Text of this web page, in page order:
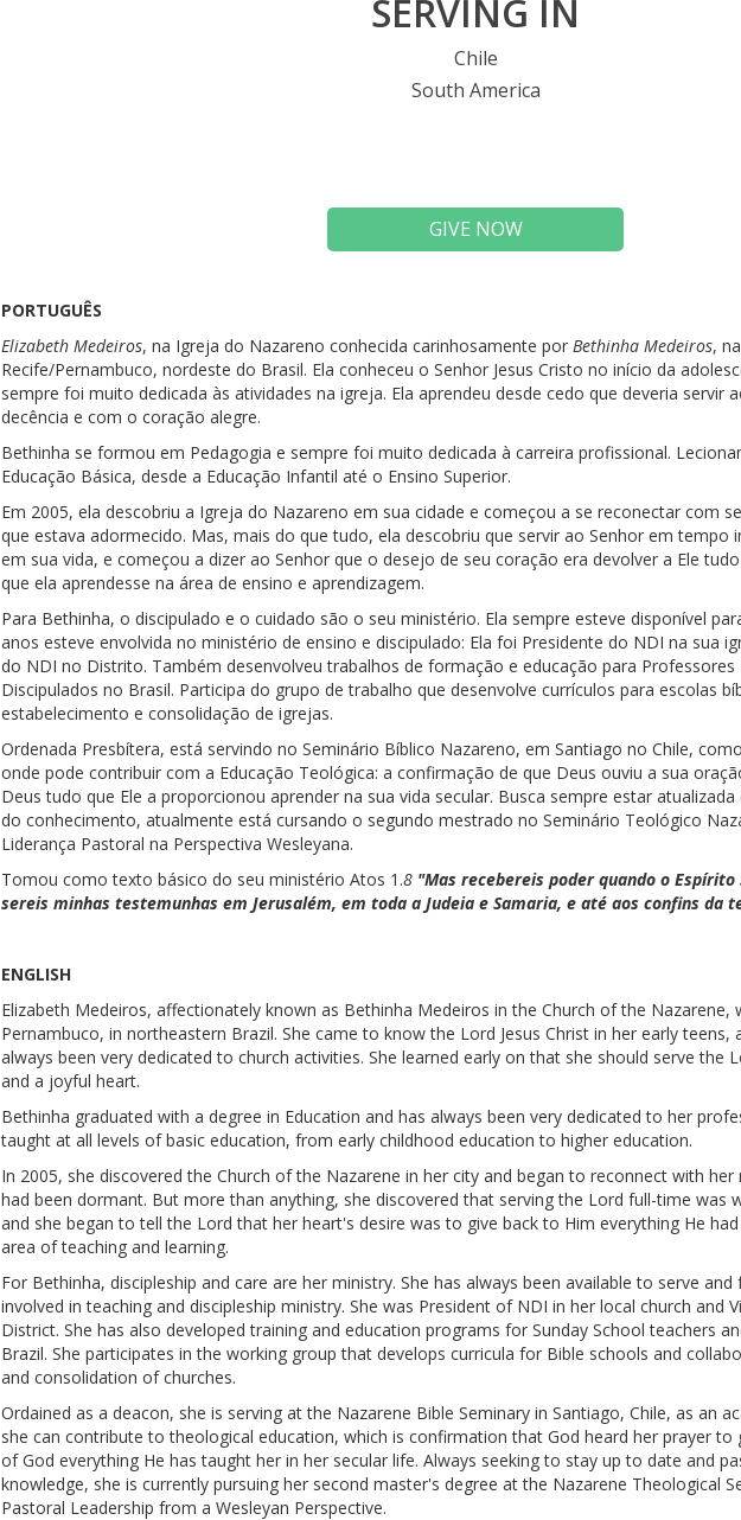
SERVING IN
Chile
South America
GIVE NOW
PORTUGUÊS
Elizabeth Medeiros, na Igreja do Nazareno conhecida carinhosamente por Bethinha Medeiros,
Recife/Pernambuco, nordeste do Brasil. Ela conheceu o Senhor Jesus Cristo no início da
sempre foi muito dedicada às atividades na igreja. Ela aprendeu desde cedo que deveria servir
decência e com o coração alegre.
Bethinha se formou em Pedagogia e sempre foi muito dedicada à carreira profissional.
Educação Básica, desde a Educação Infantil até o Ensino Superior.
Em 2005, ela descobriu a Igreja do Nazareno em sua cidade e começou a se reconectar com
que estava adormecido. Mas, mais do que tudo, ela descobriu que servir ao Senhor em tempo
em sua vida, e começou a dizer ao Senhor que o desejo de seu coração era devolver a Ele
que ela aprendesse na área de ensino e aprendizagem.
Para Bethinha, o discipulado e o cuidado são o seu ministério. Ela sempre esteve disponível
anos esteve envolvida no ministério de ensino e discipulado: Ela foi Presidente do NDI na sua
do NDI no Distrito. Também desenvolveu trabalhos de formação e educação para Professores
Discipulados no Brasil. Participa do grupo de trabalho que desenvolve currículos para escolas
estabelecimento e consolidação de igrejas.
Ordenada Presbítera, está servindo no Seminário Bíblico Nazareno, em Santiago no Chile,
onde pode contribuir com a Educação Teológica: a confirmação de que Deus ouviu a sua
Deus tudo que Ele a proporcionou aprender na sua vida secular. Busca sempre estar
do conhecimento, atualmente está cursando o segundo mestrado no Seminário Teológico
Liderança Pastoral na Perspectiva Wesleyana.
Tomou como texto básico do seu ministério Atos 1.8 "Mas recebereis poder quando o
sereis minhas testemunhas em Jerusalém, em toda a Judeia e Samaria, e até aos confins da
ENGLISH
Elizabeth Medeiros, affectionately known as Bethinha Medeiros in the Church of the Nazarene,
Pernambuco, in northeastern Brazil. She came to know the Lord Jesus Christ in her early teens,
always been very dedicated to church activities. She learned early on that she should serve the
and a joyful heart.
Bethinha graduated with a degree in Education and has always been very dedicated to her
taught at all levels of basic education, from early childhood education to higher education.
In 2005, she discovered the Church of the Nazarene in her city and began to reconnect with her
had been dormant. But more than anything, she discovered that serving the Lord full-time was
and she began to tell the Lord that her heart's desire was to give back to Him everything He
area of teaching and learning.
For Bethinha, discipleship and care are her ministry. She has always been available to serve
involved in teaching and discipleship ministry. She was President of NDI in her local church and
District. She has also developed training and education programs for Sunday School teachers
Brazil. She participates in the working group that develops curricula for Bible schools and
and consolidation of churches.
Ordained as a deacon, she is serving at the Nazarene Bible Seminary in Santiago, Chile, as an
she can contribute to theological education, which is confirmation that God heard her prayer to
of God everything He has taught her in her secular life. Always seeking to stay up to date and
knowledge, she is currently pursuing her second master's degree at the Nazarene Theological
Pastoral Leadership from a Wesleyan Perspective.